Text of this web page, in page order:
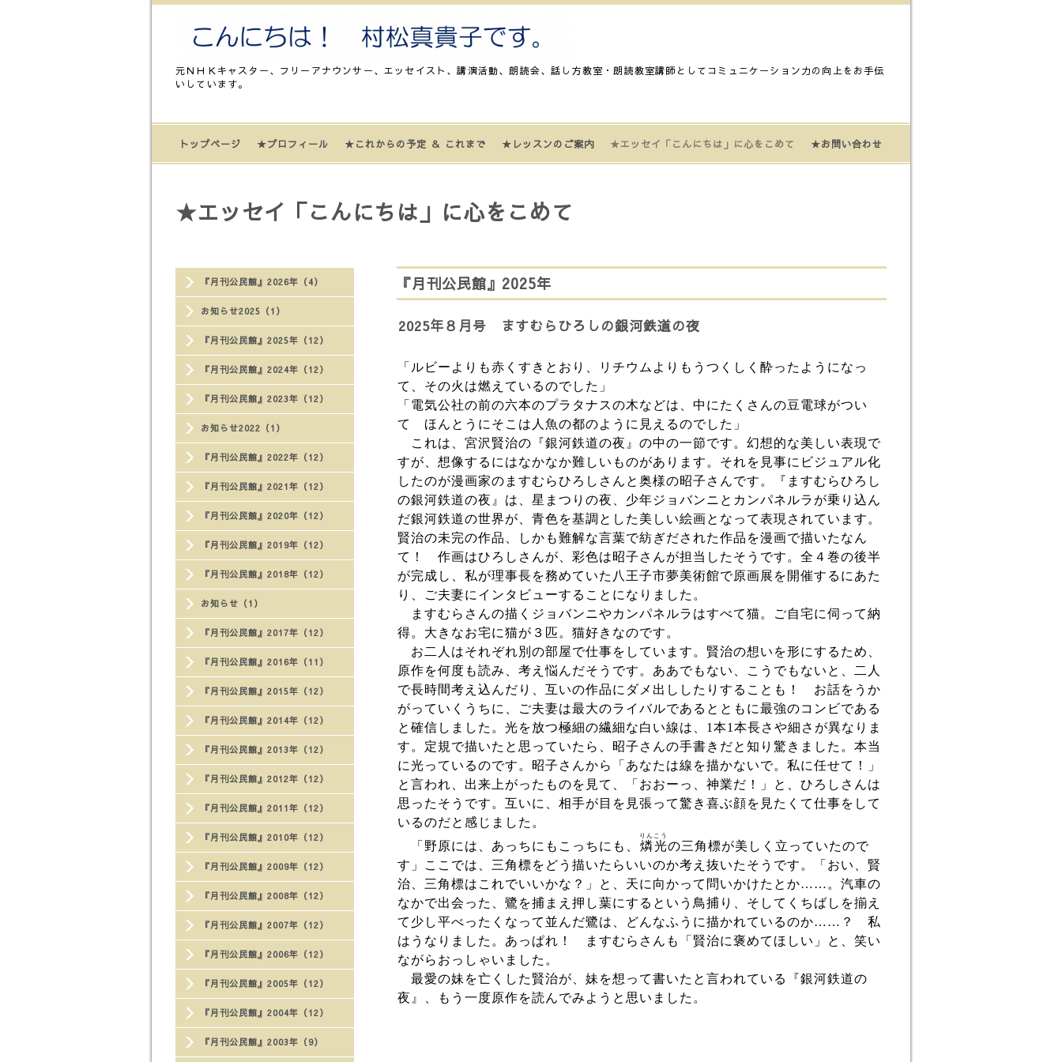
元ＮＨＫキャスター、フリーアナウンサー、エッセイスト、講演活動、朗読会、話し方教室・朗読教室講師としてコミュニケーション力の向上をお手伝
いしています。
トップページ ★プロフィール ★これからの予定 ＆ これまで ★レッスンのご案内 ★エッセイ「こんにちは」に心をこめて ★お問い合わせ
『月刊公民館』2026年（4）
お知らせ2025（1）
『月刊公民館』2025年（12）
『月刊公民館』2024年（12）
『月刊公民館』2023年（12）
お知らせ2022（1）
『月刊公民館』2022年（12）
『月刊公民館』2021年（12）
『月刊公民館』2020年（12）
『月刊公民館』2019年（12）
『月刊公民館』2018年（12）
お知らせ（1）
『月刊公民館』2017年（12）
『月刊公民館』2016年（11）
『月刊公民館』2015年（12）
『月刊公民館』2014年（12）
『月刊公民館』2013年（12）
『月刊公民館』2012年（12）
『月刊公民館』2011年（12）
『月刊公民館』2010年（12）
『月刊公民館』2009年（12）
『月刊公民館』2008年（12）
『月刊公民館』2007年（12）
『月刊公民館』2006年（12）
『月刊公民館』2005年（12）
『月刊公民館』2004年（12）
『月刊公民館』2003年（9）
★エッセイ「こんにちは」に心をこめて
『月刊公民館』2025年
2025年８月号 ますむらひろしの銀河鉄道の夜
「ルビーよりも赤くすきとおり、リチウムよりもうつくしく酔ったようになっ
て、その火は燃えているのでした」
「電気公社の前の六本のプラタナスの木などは、中にたくさんの豆電球がつい
て ほんとうにそこは人魚の都のように見えるのでした」
これは、宮沢賢治の『銀河鉄道の夜』の中の一節です。幻想的な美しい表現で
すが、想像するにはなかなか難しいものがあります。それを見事にビジュアル化
したのが漫画家のますむらひろしさんと奥様の昭子さんです。『ますむらひろし
の銀河鉄道の夜』は、星まつりの夜、少年ジョバンニとカンパネルラが乗り込ん
だ銀河鉄道の世界が、青色を基調とした美しい絵画となって表現されています。
賢治の未完の作品、しかも難解な言葉で紡ぎだされた作品を漫画で描いたなん
て！ 作画はひろしさんが、彩色は昭子さんが担当したそうです。全４巻の後半
が完成し、私が理事長を務めていた八王子市夢美術館で原画展を開催するにあた
り、ご夫妻にインタビューすることになりました。
ますむらさんの描くジョバンニやカンパネルラはすべて猫。ご自宅に伺って納
得。大きなお宅に猫が３匹。猫好きなのです。
お二人はそれぞれ別の部屋で仕事をしています。賢治の想いを形にするため、
原作を何度も読み、考え悩んだそうです。ああでもない、こうでもないと、二人
で長時間考え込んだり、互いの作品にダメ出ししたりすることも！ お話をうか
がっていくうちに、ご夫妻は最大のライバルであるとともに最強のコンビである
と確信しました。光を放つ極細の繊細な白い線は、 1 本1 本長さや細さが異なりま
す。定規で描いたと思っていたら、昭子さんの手書きだと知り驚きました。本当
に光っているのです。昭子さんから「あなたは線を描かないで。私に任せて！」
と言われ、出来上がったものを見て、「おおーっ、神業だ！」と、ひろしさんは
思ったそうです。互いに、相手が目を見張って驚き喜ぶ顔を見たくて仕事をして
いるのだと感じました。
「野原には、あっちにもこっちにも、 燐光
りんこう
の三角標が美しく立っていたので
す」ここでは、三角標をどう描いたらいいのか考え抜いたそうです。「おい、賢
治、三角標はこれでいいかな？」と、天に向かって問いかけたとか……。汽車の
なかで出会った、鷺を捕まえ押し葉にするという鳥捕り、そしてくちばしを揃え
て少し平べったくなって並んだ鷺は、どんなふうに描かれているのか……？ 私
はうなりました。あっぱれ！ ますむらさんも「賢治に褒めてほしい」と、笑い
ながらおっしゃいました。
最愛の妹を亡くした賢治が、妹を想って書いたと言われている『銀河鉄道の
夜』、もう一度原作を読んでみようと思いました。